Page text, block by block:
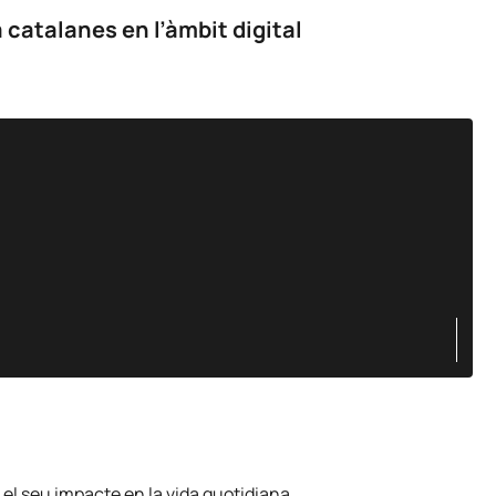
en l’àmbit digital